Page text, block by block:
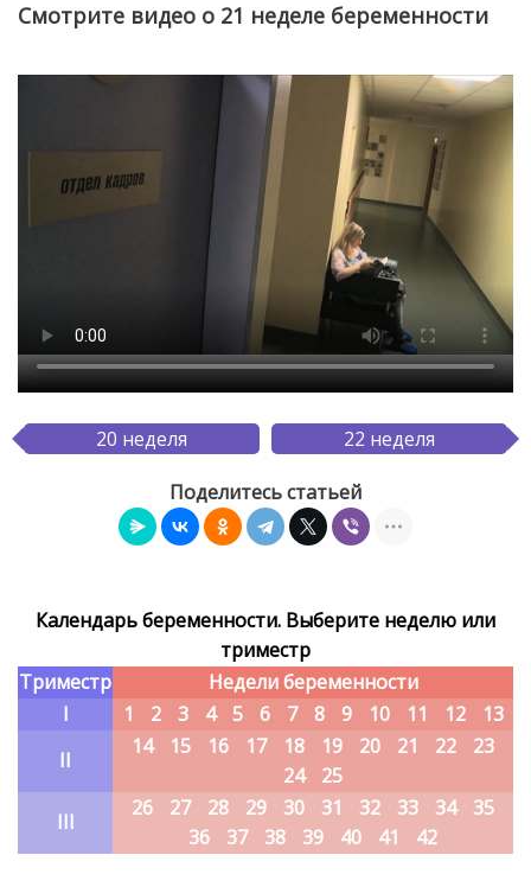
Смотрите видео о 21 неделе беременности
20 неделя 22 неделя
Поделитесь статьей
Календарь беременности. Выберите неделю или
триместр
Триместр
Недели беременности
I
1 2 3 4 5 6 7 8 9 10 11 12
13
II
14 15 16 17 18 19 20 21 22
23
24
25
III
26 27 28 29 30 31 32 33 34
35
36
37 38 39 40 41 42